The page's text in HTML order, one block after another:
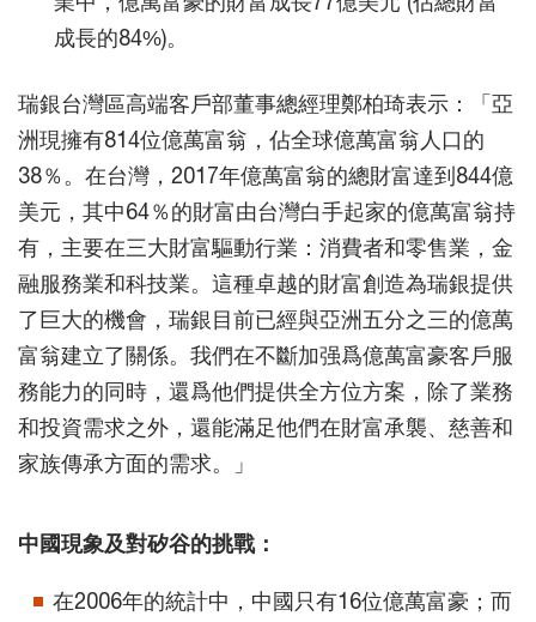
成長的84%)。
瑞銀台灣區高端客戶部董事總經理鄭柏琦表示：「亞
洲現擁有814位億萬富翁，佔全球億萬富翁人口的
38％。在台灣，2017年億萬富翁的總財富達到844億
美元，其中64％的財富由台灣白手起家的億萬富翁持
有，主要在三大財富驅動行業：消費者和零售業，金
融服務業和科技業。這種卓越的財富創造為瑞銀提供
了巨大的機會，瑞銀目前已經與亞洲五分之三的億萬
富翁建立了關係。我們在不斷加强爲億萬富豪客戶服
務能力的同時，還爲他們提供全方位方案，除了業務
和投資需求之外，還能滿足他們在財富承襲、慈善和
家族傳承方面的需求。」
中國現象及對矽谷的挑戰：
在2006年的統計中，中國只有16位億萬富豪；而